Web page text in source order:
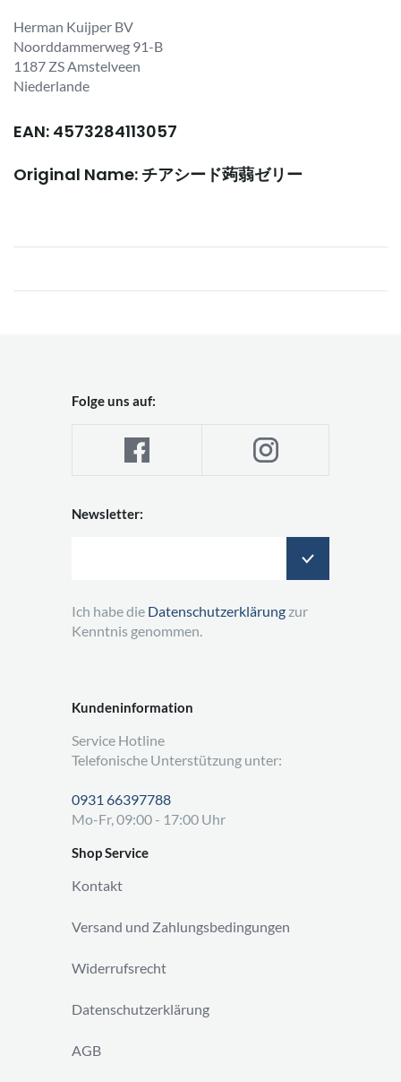
Herman Kuijper BV
Noorddammerweg 91-B
1187 ZS Amstelveen
Niederlande
EAN: 4573284113057
Original Name: チアシード蒟蒻ゼリー
Kundeninformation
Service Hotline
Telefonische Unterstützung unter:
0931 66397788
Mo-Fr, 09:00 - 17:00 Uhr
Shop Service
Kontakt
Versand und Zahlungsbedingungen
Widerrufsrecht
Datenschutzerklärung
AGB
Folge uns auf:
Newsletter:
Ich habe die Datenschutzerklärung zur
Kenntnis genommen.